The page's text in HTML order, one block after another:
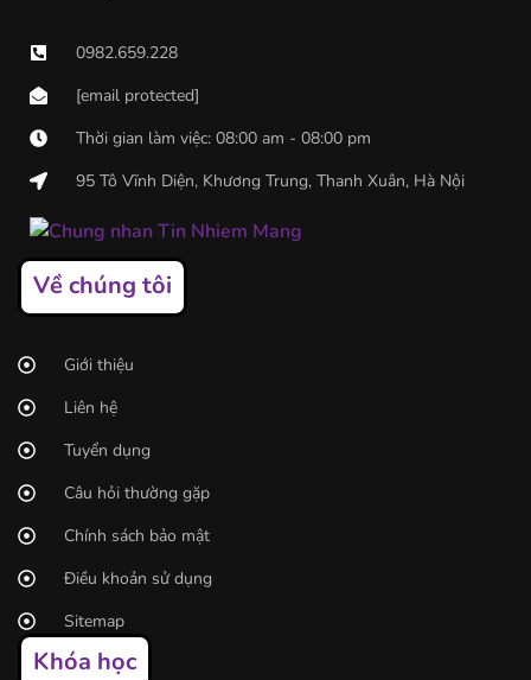
0982.659.228
[email protected]
Thời gian làm việc: 08:00 am - 08:00 pm
95 Tô Vĩnh Diện, Khương Trung, Thanh Xuân, Hà Nội
Về chúng tôi
Giới thiệu
Liên hệ
Tuyển dụng
Câu hỏi thường gặp
Chính sách bảo mật
Điều khoản sử dụng
Sitemap
Khóa học